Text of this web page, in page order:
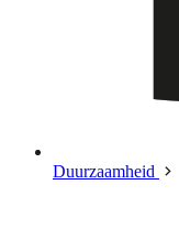
Duurzaamheid